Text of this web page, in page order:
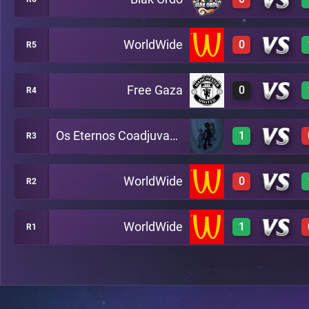
3 B10
0 B5
R5 WorldWide 0
0 B2
R4 Free Gaza 0
0 B8
R3 Os Eternos Coadjuvantes 1
3 A7
R2 WorldWide 0
0 A13
R1 WorldWide 1